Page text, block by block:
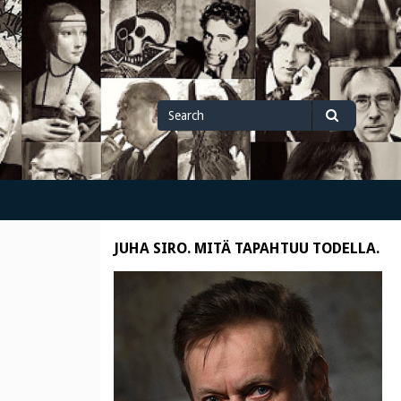
Search
for
Search
JUHA SIRO. MITÄ TAPAHTUU TODELLA.